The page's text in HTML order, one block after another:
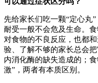
先给家长们吃一颗“定心丸
耐受一般不会危及生命。
对食物的不良反应，也都
验、了解不够的家长总会
内消化酶的缺失造成的；
激”，两者有本质区别。